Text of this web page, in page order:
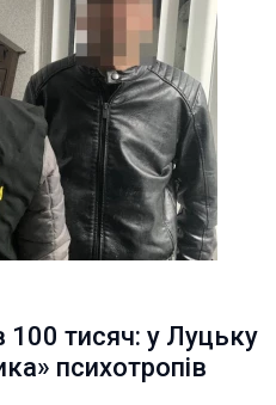
тисяч: у Луцьку
психотропів